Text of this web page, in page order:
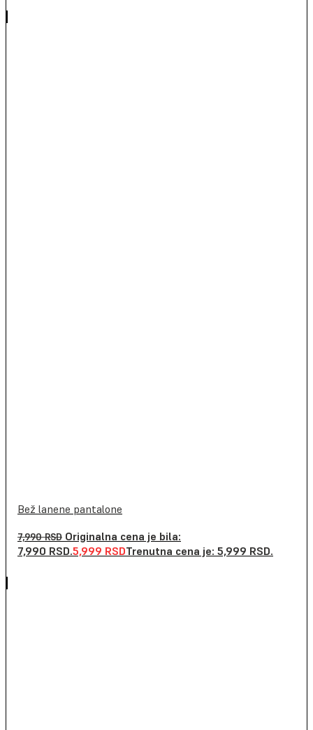
Bež lanene pantalone
7,990RSD Originalna cena je bila:
7,990 RSD.5,999 RSDTrenutna cena je: 5,999 RSD.